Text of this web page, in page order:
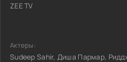
ZEE TV
Актеры:
Sudeep Sahir, Диша Пармар,